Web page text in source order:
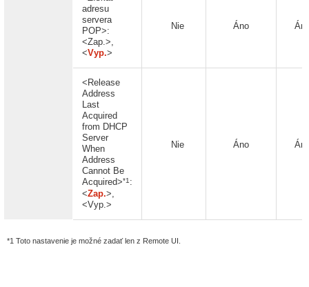
adresu
servera
POP>:
<Zap.>,
<Vyp.>
Nie Áno
<Release
Address
Last
Acquired
from DHCP
Server
When
Address
Cannot Be
Acquired>*1 :
<Zap.>,
<Vyp.>
Nie Áno
*1 Toto nastavenie je možné zadať len z Remote UI.